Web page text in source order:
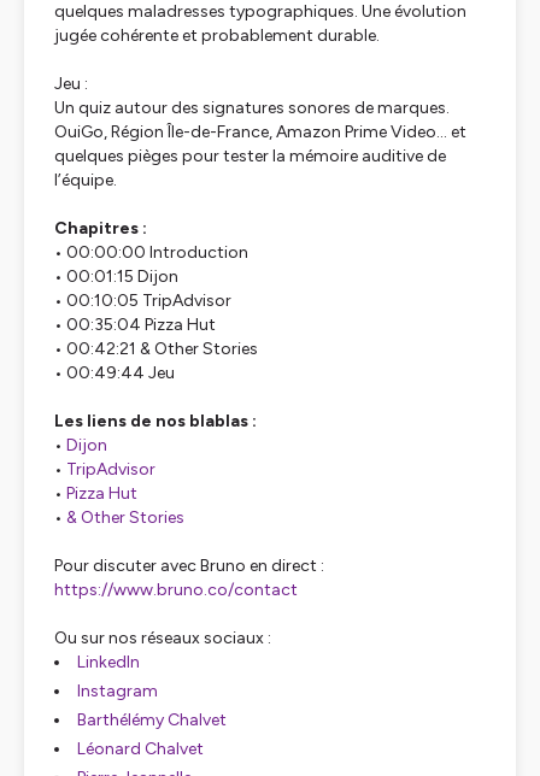
quelques maladresses typographiques. Une évolution
jugée cohérente et probablement durable.
Jeu :
Un quiz autour des signatures sonores de marques.
OuiGo, Région Île-de-France, Amazon Prime Video… et
quelques pièges pour tester la mémoire auditive de
l’équipe.
Chapitres :
• 00:00:00 Introduction
• 00:01:15 Dijon
• 00:10:05 TripAdvisor
• 00:35:04 Pizza Hut
• 00:42:21 & Other Stories
• 00:49:44 Jeu
Les liens de nos blablas :
• Dijon
• TripAdvisor
• Pizza Hut
• & Other Stories
Pour discuter avec Bruno en direct :
https://www.bruno.co/contact
Ou sur nos réseaux sociaux :
LinkedIn
Instagram
Barthélémy Chalvet
Léonard Chalvet